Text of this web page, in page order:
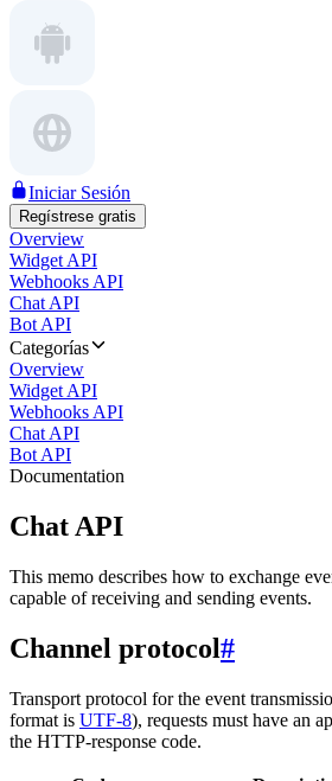
Iniciar Sesión
Regístrese gratis
Overview
Widget API
Webhooks API
Chat API
Bot API
Categorías
Overview
Widget API
Webhooks API
Chat API
Bot API
Documentation
Chat API
This memo describes how to exchange
capable of receiving and sending events.
Channel protocol#
Transport protocol for the event
format is UTF-8), requests must have an
the HTTP-response code.